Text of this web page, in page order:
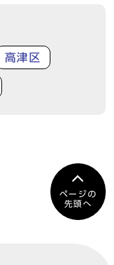
高津区
ページの
先頭へ